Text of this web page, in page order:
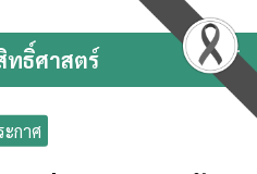
ทธิ์ศาสตร์
กาศ